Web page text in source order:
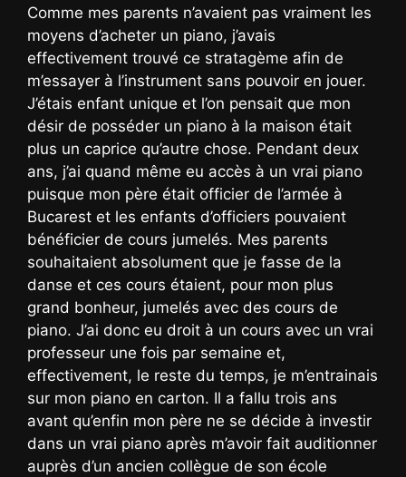
Comme mes parents n’avaient pas vraiment les
moyens d’acheter un piano, j’avais
effectivement trouvé ce stratagème afin de
m’essayer à l’instrument sans pouvoir en jouer.
J’étais enfant unique et l’on pensait que mon
désir de posséder un piano à la maison était
plus un caprice qu’autre chose. Pendant deux
ans, j’ai quand même eu accès à un vrai piano
puisque mon père était officier de l’armée à
Bucarest et les enfants d’officiers pouvaient
bénéficier de cours jumelés. Mes parents
souhaitaient absolument que je fasse de la
danse et ces cours étaient, pour mon plus
grand bonheur, jumelés avec des cours de
piano. J’ai donc eu droit à un cours avec un vrai
professeur une fois par semaine et,
effectivement, le reste du temps, je m’entrainais
sur mon piano en carton. Il a fallu trois ans
avant qu’enfin mon père ne se décide à investir
dans un vrai piano après m’avoir fait auditionner
auprès d’un ancien collègue de son école